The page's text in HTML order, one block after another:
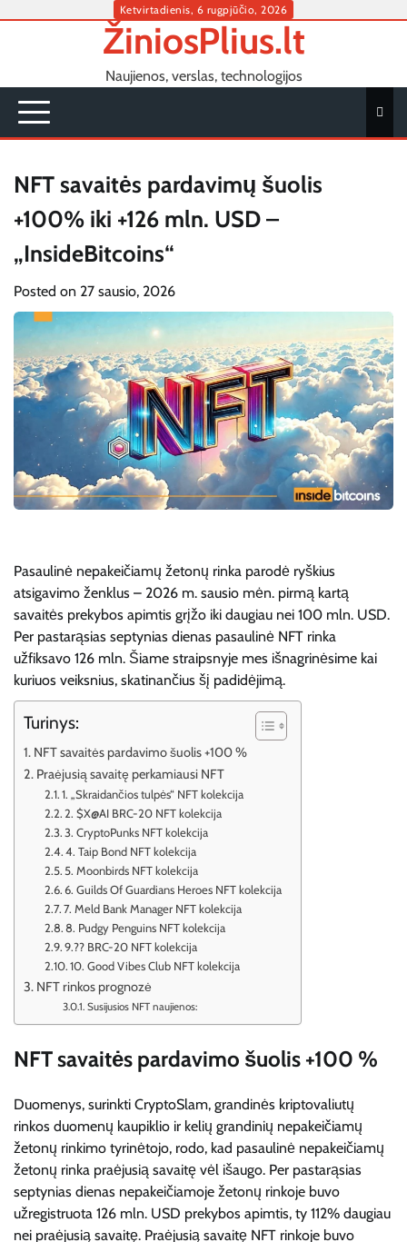
Ketvirtadienis, 6 rugpjūčio, 2026
ŽiniosPlius.lt
Naujienos, verslas, technologijos
NFT savaitės pardavimų šuolis
+100% iki +126 mln. USD –
„InsideBitcoins“
Posted on 27 sausio, 2026
Pasaulinė nepakeičiamų žetonų rinka parodė ryškius
atsigavimo ženklus – 2026 m. sausio mėn. pirmą kartą
savaitės prekybos apimtis grįžo iki daugiau nei 100 mln. USD.
Per pastarąsias septynias dienas pasaulinė NFT rinka
užfiksavo 126 mln. Šiame straipsnyje mes išnagrinėsime kai
kuriuos veiksnius, skatinančius šį padidėjimą.
Turinys:
NFT savaitės pardavimo šuolis +100 %
Praėjusią savaitę perkamiausi NFT
1. „Skraidančios tulpės“ NFT kolekcija
2. $X@AI BRC-20 NFT kolekcija
3. CryptoPunks NFT kolekcija
4. Taip Bond NFT kolekcija
5. Moonbirds NFT kolekcija
6. Guilds Of Guardians Heroes NFT kolekcija
7. Meld Bank Manager NFT kolekcija
8. Pudgy Penguins NFT kolekcija
9.?? BRC-20 NFT kolekcija
10. Good Vibes Club NFT kolekcija
NFT rinkos prognozė
Susijusios NFT naujienos:
NFT savaitės pardavimo šuolis +100 %
Duomenys, surinkti CryptoSlam, grandinės kriptovaliutų
rinkos duomenų kaupiklio ir kelių grandinių nepakeičiamų
žetonų rinkimo tyrinėtojo, rodo, kad pasaulinė nepakeičiamų
žetonų rinka praėjusią savaitę vėl išaugo. Per pastarąsias
septynias dienas nepakeičiamoje žetonų rinkoje buvo
užregistruota 126 mln. USD prekybos apimtis, ty 112% daugiau
nei praėjusią savaitę. Praėjusią savaitę NFT rinkoje buvo